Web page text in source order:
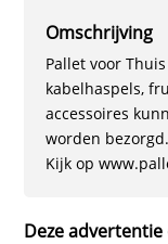
Omschrijving
Pallet voor
kabelhaspels,
accessoires
worden bezorgd.
Kijk op
Deze advertentie